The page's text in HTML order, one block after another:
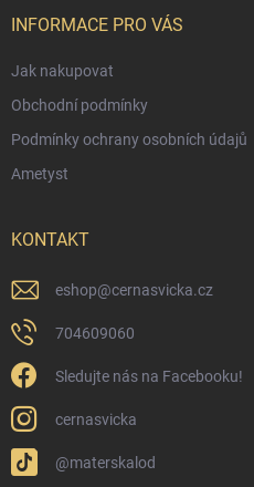
INFORMACE PRO VÁS
Jak nakupovat
Obchodní podmínky
Podmínky ochrany osobních údajů
Ametyst
KONTAKT
eshop@cernasvicka.cz
704609060
Sledujte nás na Facebooku!
cernasvicka
@materskalod